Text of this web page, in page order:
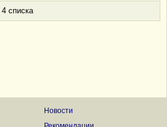
4 списка
Новости